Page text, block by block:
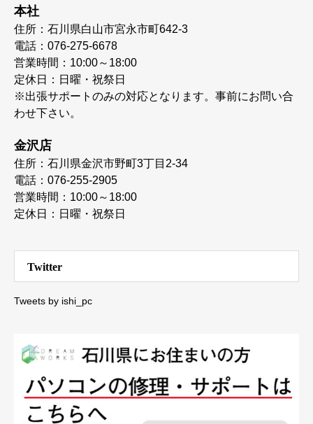
本社
住所：石川県白山市宮永市町642-3
電話：076-275-6678
営業時間：10:00～18:00
定休日：日曜・祝祭日
※出張サポートのみの対応となります。事前にお問い合
わせ下さい。
金沢店
住所：石川県金沢市野町3丁目2-34
電話：076-255-2905
営業時間：10:00～18:00
定休日：日曜・祝祭日
Twitter
Tweets by ishi_pc